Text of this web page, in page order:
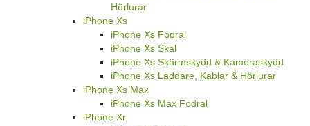
Hörlurar
iPhone Xs
iPhone Xs Fodral
iPhone Xs Skal
iPhone Xs Skärmskydd & Kameraskydd
iPhone Xs Laddare, Kablar & Hörlurar
iPhone Xs Max
iPhone Xs Max Fodral
iPhone Xr